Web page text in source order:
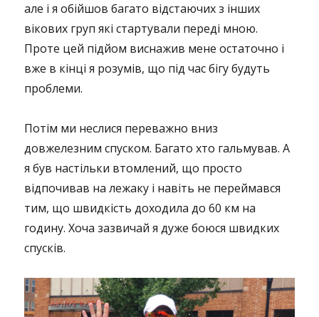
але і я обійшов багато відстаючих з інших
вікових груп які стартували переді мною.
Проте цей підйом виснажив мене остаточно і
вже в кінці я розумів, що під час бігу будуть
проблеми.
Потім ми неслися переважно вниз
довжелезним спуском. Багато хто гальмував. А
я був настільки втомлений, що просто
відпочивав на лежаку і навіть не переймався
тим, що швидкість доходила до 60 км на
годину. Хоча зазвичай я дуже боюся швидких
спусків.